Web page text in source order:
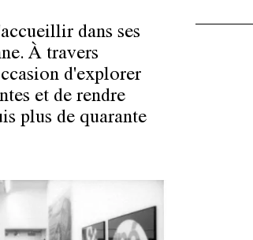
dans ses
À travers
d'explorer
et de rendre
plus de quarante